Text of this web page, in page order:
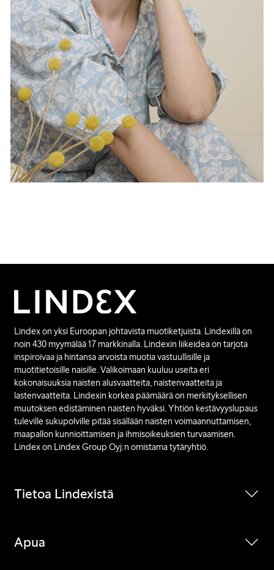
Lindex on yksi Euroopan johtavista muotiketjuista. Lindexillä on
noin 430 myymälää 17 markkinalla. Lindexin liikeidea on tarjota
inspiroivaa ja hintansa arvoista muotia vastuullisille ja
muotitietoisille naisille. Valikoimaan kuuluu useita eri
kokonaisuuksia naisten alusvaatteita, naistenvaatteita ja
lastenvaatteita. Lindexin korkea päämäärä on merkityksellisen
muutoksen edistäminen naisten hyväksi. Yhtiön kestävyyslupaus
tuleville sukupolville pitää sisällään naisten voimaannuttamisen,
maapallon kunnioittamisen ja ihmisoikeuksien turvaamisen.
Lindex on Lindex Group Oyj:n omistama tytäryhtiö.
Tietoa Lindexistä
Apua